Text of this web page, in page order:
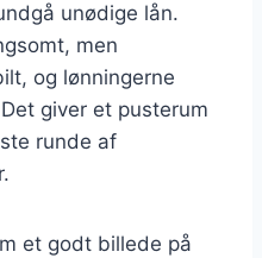
unødige lån.
men
og lønningerne
giver et pusterum
runde af
et godt billede på